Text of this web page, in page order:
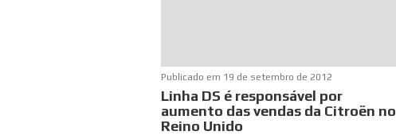
Publicado em 19 de setembro de 2012
Linha DS é responsável por
aumento das vendas da Citroën no
Reino Unido